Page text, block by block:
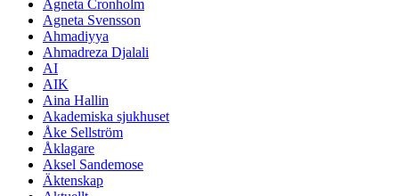
Agneta Cronholm
Agneta Svensson
Ahmadiyya
Ahmadreza Djalali
AI
AIK
Aina Hallin
Akademiska sjukhuset
Åke Sellström
Åklagare
Aksel Sandemose
Äktenskap